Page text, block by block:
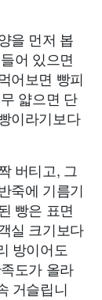
을 먼저 봅
어 있으면
어보면 빵피
얇으면 단
이라기보다
버티고, 그
죽에 기름기
빵은 표면
실 크기보다
방이어도
도가 올라
거슬립니